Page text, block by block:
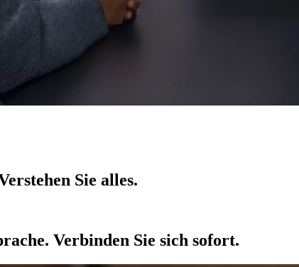
Sie alles.
Verbinden Sie sich sofort.